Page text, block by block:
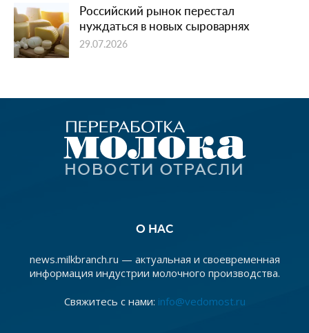
Российский рынок перестал
нуждаться в новых сыроварнях
29.07.2026
О НАС
news.milkbranch.ru — актуальная и своевременная
информация индустрии молочного производства.
Свяжитесь с нами: info@vedomost.ru